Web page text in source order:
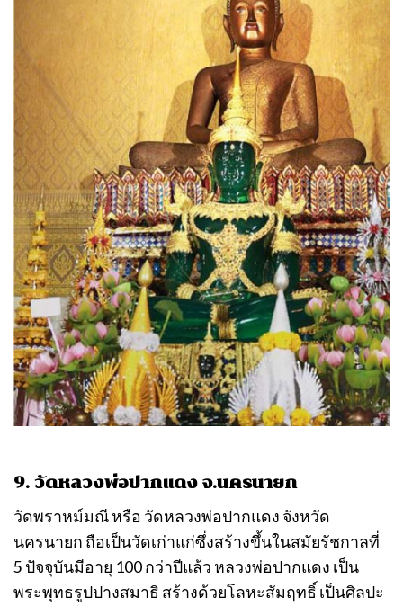
9. วัดหลวงพ่อปากแดง จ.นครนายก
วัดพราหม์มณี หรือ วัดหลวงพ่อปากแดง จังหวัด
นครนายก ถือเป็นวัดเก่าแก่ซึ่งสร้างขึ้นในสมัยรัชกาลที่
5 ปัจจุบันมีอายุ 100 กว่าปีแล้ว หลวงพ่อปากแดง เป็น
พระพุทธรูปปางสมาธิ สร้างด้วยโลหะสัมฤทธิ์ เป็นศิลปะ